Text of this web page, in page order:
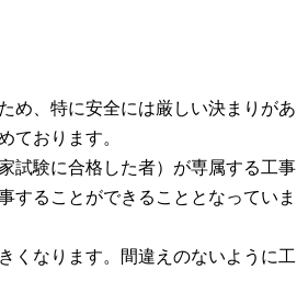
め、特に安全には厳しい決まりがあ
おります。
試験に合格した者）が専属する工事
することができることとなっていま
くなります。間違えのないように工